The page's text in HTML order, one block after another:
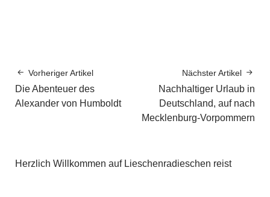
Vorheriger Artikel
Die Abenteuer des
Alexander von Humboldt
Nächster Artikel
Nachhaltiger Urlaub in
Deutschland, auf nach
Mecklenburg-Vorpommern
Herzlich Willkommen auf Lieschenradieschen reist